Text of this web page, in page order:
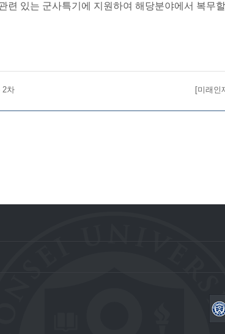
련 있는 군사특기에 지원하여 해당분야에서 복무
2차 [미래인